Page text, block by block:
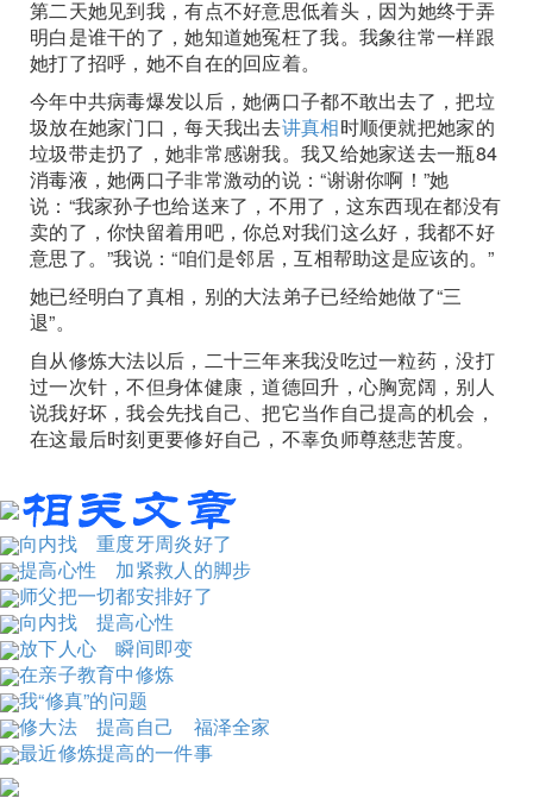
第二天她见到我，有点不好意思低着头，因为她终于弄
明白是谁干的了，她知道她冤枉了我。我象往常一样跟
她打了招呼，她不自在的回应着。
今年中共病毒爆发以后，她俩口子都不敢出去了，把垃
圾放在她家门口，每天我出去讲真相时顺便就把她家的
垃圾带走扔了，她非常感谢我。我又给她家送去一瓶84
消毒液，她俩口子非常激动的说：“谢谢你啊！”她
说：“我家孙子也给送来了，不用了，这东西现在都没有
卖的了，你快留着用吧，你总对我们这么好，我都不好
意思了。”我说：“咱们是邻居，互相帮助这是应该的。”
她已经明白了真相，别的大法弟子已经给她做了“三
退”。
自从修炼大法以后，二十三年来我没吃过一粒药，没打
过一次针，不但身体健康，道德回升，心胸宽阔，别人
说我好坏，我会先找自己、把它当作自己提高的机会，
在这最后时刻更要修好自己，不辜负师尊慈悲苦度。
向内找 重度牙周炎好了
提高心性 加紧救人的脚步
师父把一切都安排好了
向内找 提高心性
放下人心 瞬间即变
在亲子教育中修炼
我“修真”的问题
修大法 提高自己 福泽全家
最近修炼提高的一件事